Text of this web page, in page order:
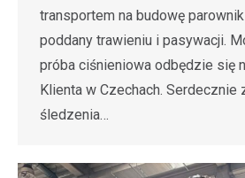
transportem na budowę
poddany trawieniu i pasywacji.
próba ciśnieniowa odbędzie się
Klienta w Czechach. Serdecznie
śledzenia…